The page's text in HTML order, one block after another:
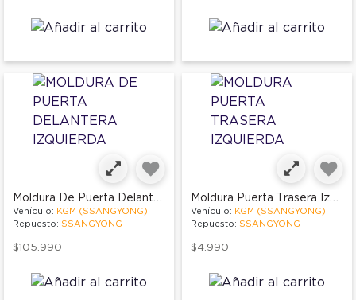
Moldura De Puerta Delantera Izquierda
Vehículo: KGM (SSANGYONG)
Repuesto: SSANGYONG
$105.990
Moldura Puerta Trasera Izquierda
Vehículo: KGM (SSANGYONG)
Repuesto: SSANGYONG
$4.990